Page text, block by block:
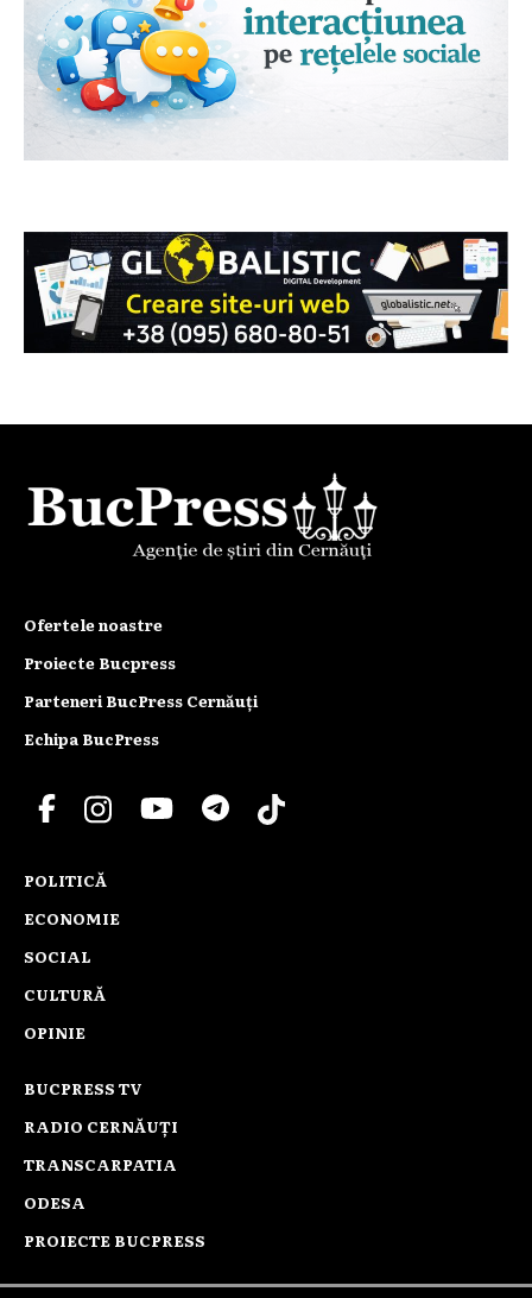
Ofertele noastre
Proiecte Bucpress
Parteneri BucPress Cernăuți
Echipa BucPress
POLITICĂ
ECONOMIE
SOCIAL
CULTURĂ
OPINIE
BUCPRESS TV
RADIO CERNĂUȚI
TRANSCARPATIA
ODESA
PROIECTE BUCPRESS